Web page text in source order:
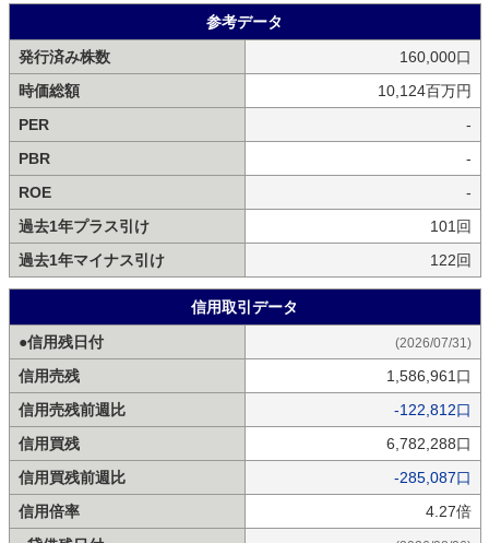
参考データ
発行済み株数
160,000口
時価総額
10,124百万円
PER
-
PBR
-
ROE
-
過去1年プラス引け
101回
過去1年マイナス引け
122回
信用取引データ
●信用残日付
(2026/07/31)
信用売残
1,586,961口
信用売残前週比
-122,812口
信用買残
6,782,288口
信用買残前週比
-285,087口
信用倍率
4.27倍